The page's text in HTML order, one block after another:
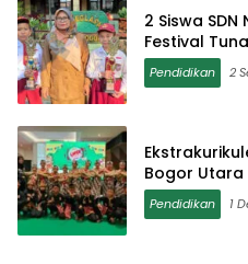
2 Siswa
Festival
Pendidikan 2
Bogor Utara
Pendidikan 1